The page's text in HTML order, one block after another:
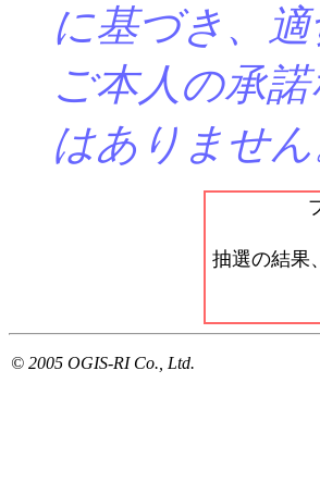
に基づき、
ご本人の承
はありません
抽選の結果
© 2005 OGIS-RI Co., Ltd.